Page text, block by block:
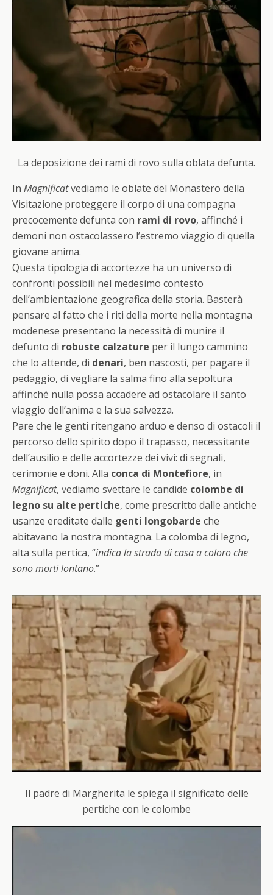
La deposizione dei rami di rovo sulla oblata defunta.
In Magnificatvediamo le oblate del Monastero della
Visitazione proteggere il corpo di una compagna
precocemente defunta con rami di rovo, affinché i
demoni non ostacolassero l’estremo viaggio di quella
giovane anima.
Questa tipologia di accortezze ha un universo di
confronti possibili nel medesimo contesto
dell’ambientazione geografica della storia. Basterà
pensare al fatto che i riti della morte nella montagna
modenese presentano la necessità di munire il
defunto di robuste calzature per il lungo cammino
che lo attende, di denari, ben nascosti, per pagare il
pedaggio, di vegliare la salma fino alla sepoltura
affinché nulla possa accadere ad ostacolare il santo
viaggio dell’anima e la sua salvezza.
Pare che le genti ritengano arduo e denso di ostacoli il
percorso dello spirito dopo il trapasso, necessitante
dell’ausilio e delle accortezze dei vivi: di segnali,
cerimonie e doni. Alla conca di Montefiore, in
Magnificat, vediamo svettare le candide colombe di
legno su alte pertiche, come prescritto dalle antiche
usanze ereditate dalle genti longobarde che
abitavano la nostra montagna. La colomba di legno,
alta sulla pertica, “indica la strada di casa a coloro che
sono morti lontano.”
Il padre di Margherita le spiega il significato delle
pertiche con le colombe